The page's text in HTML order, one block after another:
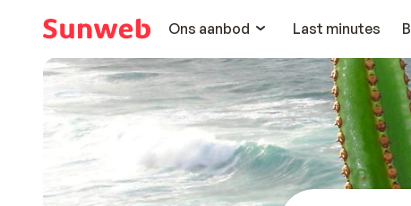
Ons aanbod
Last minutes